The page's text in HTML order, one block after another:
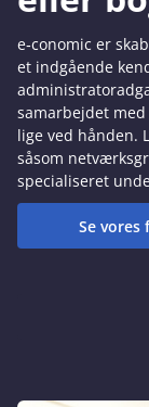
e‑conomic er
et indgående
samarbejdet
lige ved hånden.
såsom
specialiseret
Se